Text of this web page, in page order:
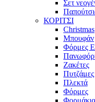
Σετ
ΚΟΡΙΤΣΙ
Christmas
Μπουφάν
Φόρμες
Ζακέτες
Πυτζάμες
Πλεκτά
Φόρμες
Φορμάκια